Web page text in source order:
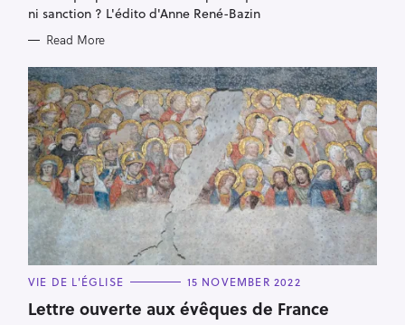
ni sanction ? L'édito d'Anne René-Bazin
Read More
C
T
E
VIE DE L'ÉGLISE 15 NOVEMBER 2022
Lettre ouverte aux évêques de France